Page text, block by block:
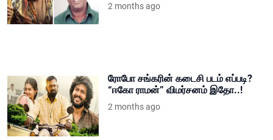
2 months ago
ரோபோ சங்கரின் கடைசி படம் எப்படி?
“ஈகோ ராமன்” விமர்சனம் இதோ..!
2 months ago